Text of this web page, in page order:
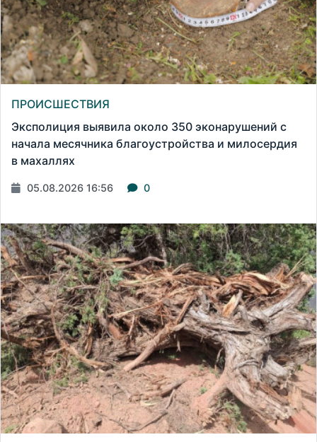
ПРОИСШЕСТВИЯ
Эксполиция выявила около 350 эконарушений с
начала месячника благоустройства и милосердия
в махаллях
05.08.2026 16:56 0